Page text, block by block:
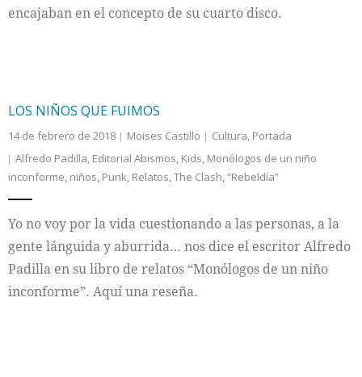
encajaban en el concepto de su cuarto disco.
LOS NIÑOS QUE FUIMOS
14 de febrero de 2018 Moises Castillo Cultura, Portada
Alfredo Padilla, Editorial Abismos, Kids, Monólogos de un niño
inconforme, niños, Punk, Relatos,The Clash,“Rebeldía”
Yo no voy por la vida cuestionando a las personas, a la
gente lánguida y aburrida… nos dice el escritor Alfredo
Padilla en su libro de relatos “Monólogos de un niño
inconforme”. Aquí una reseña.